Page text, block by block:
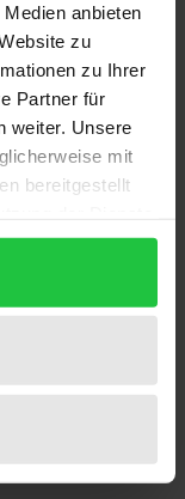
anbieten
zu
zu Ihrer
Partner für
weiter. Unsere
mit
bereitgestellt